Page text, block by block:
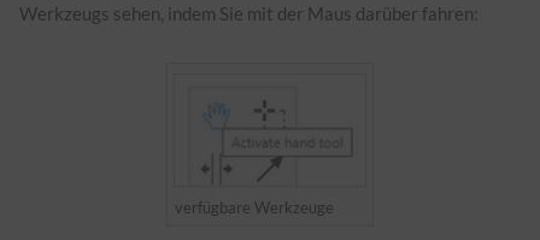
Werkzeugs sehen, indem Sie mit der Maus darüber fahren:
verfügbare Werkzeuge